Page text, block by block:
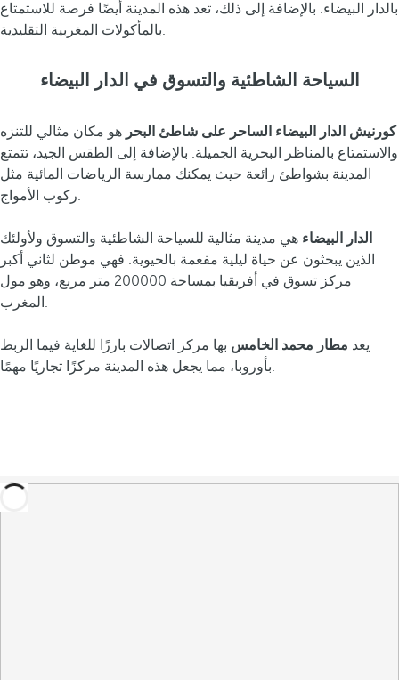
بالدار البيضاء. بالإضافة إلى ذلك، تعد هذه المدينة أيضًا فرصة للاستمتاع
بالمأكولات المغربية التقليدية.
السياحة الشاطئية والتسوق في الدار البيضاء
كورنيش الدار البيضاء الساحر على شاطئ البحر هو مكان مثالي للتنزه
والاستمتاع بالمناظر البحرية الجميلة. بالإضافة إلى الطقس الجيد، تتمتع
المدينة بشواطئ رائعة حيث يمكنك ممارسة الرياضات المائية مثل
ركوب الأمواج.
الدار البيضاء هي مدينة مثالية للسياحة الشاطئية والتسوق ولأولئك
الذين يبحثون عن حياة ليلية مفعمة بالحيوية. فهي موطن لثاني أكبر
مركز تسوق في أفريقيا بمساحة 200000 متر مربع، وهو مول
المغرب.
يعد مطار محمد الخامس بها مركز اتصالات بارزًا للغاية فيما الربط
بأوروبا، مما يجعل هذه المدينة مركزًا تجاريًا مهمًا.